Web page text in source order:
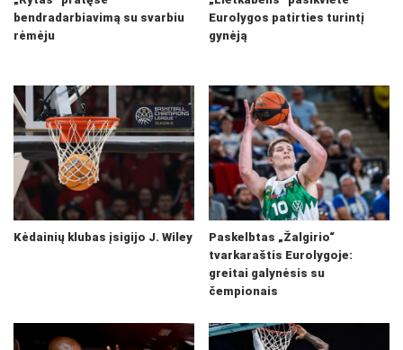
bendradarbiavimą su svarbiu
rėmėju
Eurolygos patirties turintį
gynėją
Kėdainių klubas įsigijo J. Wiley
Paskelbtas „Žalgirio“
tvarkaraštis Eurolygoje:
greitai galynėsis su
čempionais